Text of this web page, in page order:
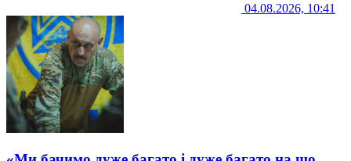
04.08.2026, 10:41